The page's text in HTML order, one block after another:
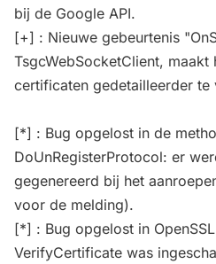
bij de Google API.
[+] : Nieuwe gebeurtenis
TsgcWebSocketClient, maakt
certificaten gedetailleerder te
[*] : Bug opgelost in de
DoUnRegisterProtocol: er
gegenereerd bij het
voor de melding).
[*] : Bug opgelost in OpenSSL
VerifyCertificate was